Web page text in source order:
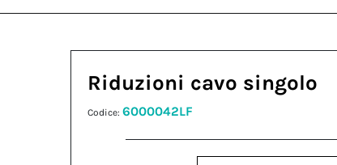
Riduzioni cavo singolo
Codice:6000042LF